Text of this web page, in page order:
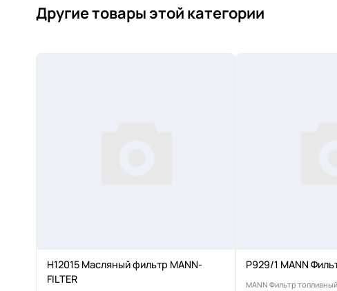
Другие товары этой категории
H12015 Масляный фильтр MANN-
FILTER
P929/1 MANN
MANN Фильтр топливный